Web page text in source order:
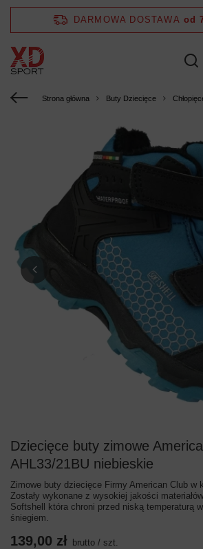
DARMOWA DOSTAWA od
Strona główna Buty Dziecięce
Dziecięce buty zimowe
AHL33/21BU niebieskie
Zimowe buty dziecięce Firmy American Club w
Zostały wykonane z wysokiej jakości
Softshell która chroni przed niską temperaturą
śniegiem.
139,00 zł brutto / szt.